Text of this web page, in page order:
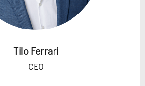
Tilo Ferrari
CEO